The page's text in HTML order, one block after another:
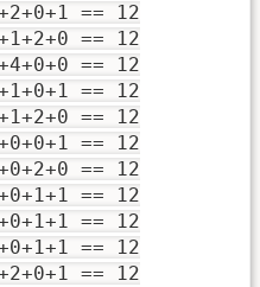
== 12
== 12
== 12
== 12
== 12
== 12
== 12
== 12
== 12
== 12
== 12